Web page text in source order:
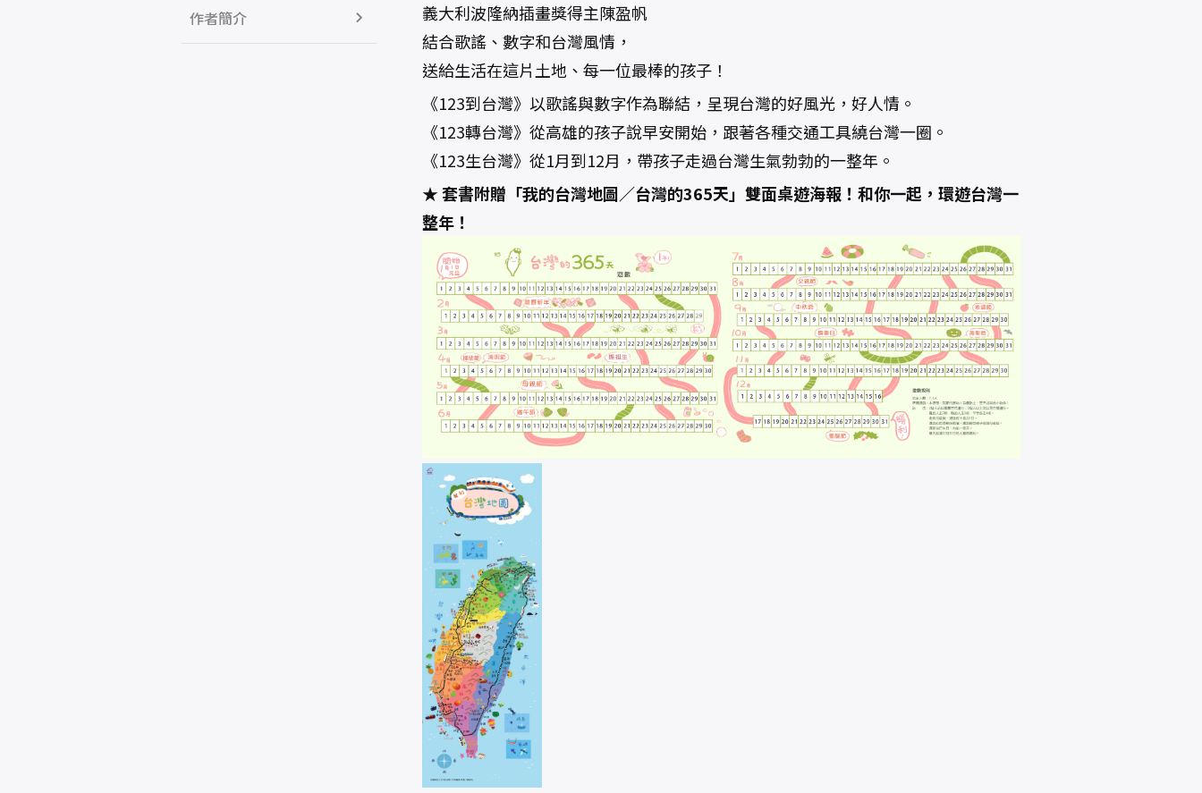
、
1
2
3
轉
台
、
1
2
3
生
台
（
套
的
台
灣
地
圖
／
台
灣
的
3
6
5
天
作者簡介
義大利波隆納插畫獎得主陳盈帆
結合歌謠、數字和台灣風情，
送給生活在這片土地、每一位最棒的孩子！
《123到台灣》以歌謠與數字作為聯結，呈現台灣的好風光，好人情。
《123轉台灣》從高雄的孩子說早安開始，跟著各種交通工具繞台灣一圈。
《123生台灣》從1月到12月，帶孩子走過台灣生氣勃勃的一整年。
★ 套書附贈「我的台灣地圖／台灣的365天」雙面桌遊海報！和你一起，環遊台灣一
整年！